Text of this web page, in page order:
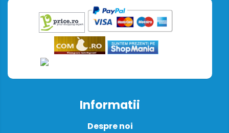
Informatii
Despre noi